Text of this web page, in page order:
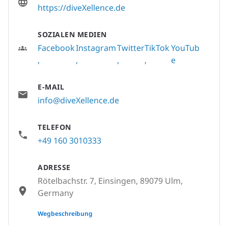
https://diveXellence.de
SOZIALEN MEDIEN
FacebookInstagramTwitterTikTokYouTub
e
E-MAIL
info@diveXellence.de
TELEFON
+49 160 3010333
ADRESSE
Rötelbachstr. 7, Einsingen, 89079 Ulm,
Germany
None
Wegbeschreibung